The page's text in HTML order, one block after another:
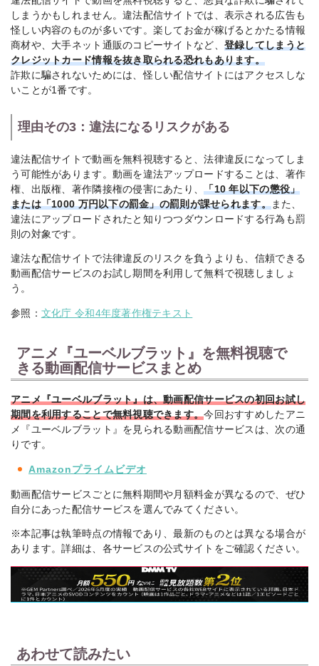
しまうかもしれません。違法配信サイトでは、表示される広告も
怪しい内容のものが多いです。楽してお金が稼げるとかたる情報
商材や、大手ネット通販のコピーサイトなど、 登録してしまうと
クレジットカード情報を抜き取られる恐れもあります。
詐欺に騙されないためには、怪しい配信サイトにはアクセスしな
いことが1番です。
理由その3：違法になるリスクがある
違法配信サイトで動画を無料視聴すると、法律違反になってしま
う可能性があります。動画を違法アップロードすることは、著作
権、出版権、著作隣接権の侵害にあたり、「10 年以下の懲役」
または「1000 万円以下の罰金」の罰則が課せられます。また、
違法にアップロードされたと知りつつダウンロードする行為も罰
則の対象です。
違法な配信サイトで法律違反のリスクを負うよりも、信頼できる
動画配信サービスのお試し期間を利用して無料で視聴しましょ
う。
参照： 文化庁 令和4年度著作権テキスト
アニメ『ユーベルブラット』を無料視聴で
きる動画配信サービスまとめ
アニメ『ユーベルブラット』は、動画配信サービスの初回お試し
期間を利用することで無料視聴できます。今回おすすめしたアニ
メ『ユーベルブラット』を見られる動画配信サービスは、次の通
りです。
Amazonプライムビデオ
動画配信サービスごとに無料期間や月額料金が異なるので、ぜひ
自分にあった配信サービスを選んでみてください。
※本記事は執筆時点の情報であり、最新のものとは異なる場合が
あります。詳細は、各サービスの公式サイトをご確認ください。
あわせて読みたい